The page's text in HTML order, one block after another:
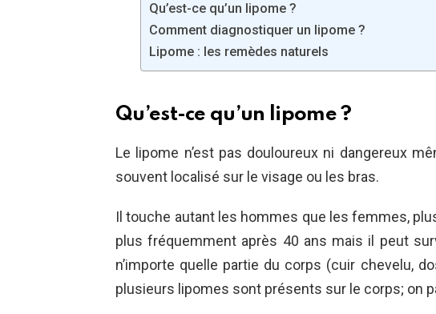
Qu’est-ce qu’un lipome ?
Comment diagnostiquer un lipome ?
Lipome : les remèdes naturels
Qu’est-ce qu’un lipome ?
Le lipome n’est pas douloureux ni dangereux
souvent localisé sur le visage ou les bras.
Il touche autant les hommes que les femmes,
plus fréquemment après 40 ans mais il peut
n’importe quelle partie du corps (cuir chevelu,
plusieurs lipomes sont présents sur le corps; on